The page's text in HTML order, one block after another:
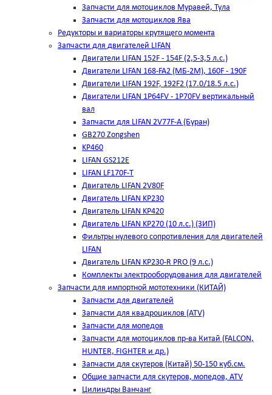
Запчасти для мотоциклов Муравей, Тула
Запчасти для мотоциклов Ява
Редукторы и вариаторы крутящего момента
Запчасти для двигателей LIFAN
Двигатели LIFAN 152F - 154F (2,5-3,5 л.с.)
Двигатели LIFAN 168-FA2 (МБ-2М), 160F - 190F
Двигатели LIFAN 192F, 192F2 (17.0/18.5 л.с.)
Двигатели LIFAN 1Р64FV - 1Р70FV вертикальный
вал
Запчасти для LIFAN 2V77F-A (Буран)
GB270 Zongshen
KP460
LIFAN GS212E
LIFAN LF170F-T
Двигатель LIFAN 2V80F
Двигатель LIFAN KP230
Двигатель LIFAN KP420
Двигатель LIFAN KP270 (10 л.с.) (ЗИП)
Фильтры нулевого сопротивления для двигателей
LIFAN
Двигатель LIFAN KP230-R PRO (9 л.с.)
Комплекты электрооборудования для двигателей
Запчасти для импортной мототехники (КИТАЙ)
Запчасти для двигателей
Запчасти для квадроциклов (ATV)
Запчасти для мопедов
Запчасти для мотоциклов пр-ва Китай (FALCON,
HUNTER, FIGHTER и др.)
Запчасти для скутеров (Китай) 50-150 куб.см.
Общие запчасти для скутеров, мопедов, ATV
Цилиндры Ванчанг